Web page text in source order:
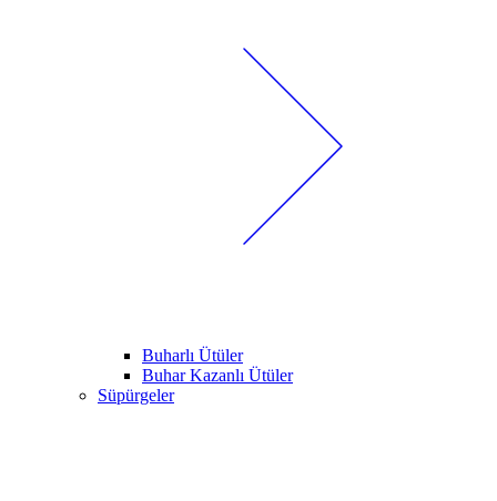
Buharlı Ütüler
Buhar Kazanlı Ütüler
Süpürgeler